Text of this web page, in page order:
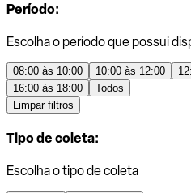
Período:
Escolha o período que possui
08:00 às 10:00 10:00 às 12:00
16:00 às 18:00
Todos
Limpar filtros
Tipo de coleta:
Escolha o tipo de coleta